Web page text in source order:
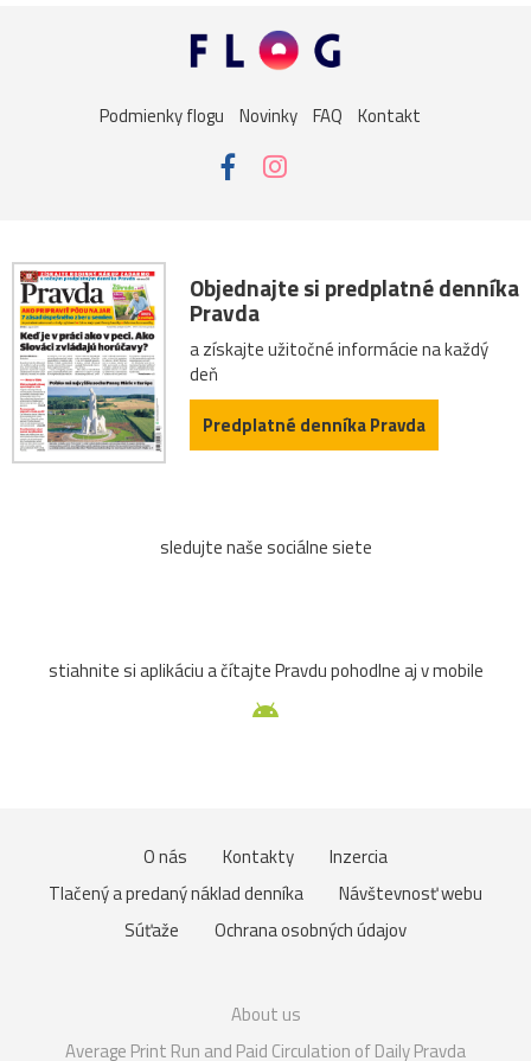
Podmienky flogu Novinky FAQ Kontakt
Objednajte si predplatné denníka
Pravda
a získajte užitočné informácie na každý
deň
Predplatné denníka Pravda
sledujte naše sociálne siete
stiahnite si aplikáciu a čítajte Pravdu pohodlne aj v mobile
O nás Kontakty
Inzercia
Tlačený a predaný náklad denníka
Návštevnosť webu
Súťaže
Ochrana osobných údajov
About us
Average Print Run and Paid Circulation of Daily Pravda